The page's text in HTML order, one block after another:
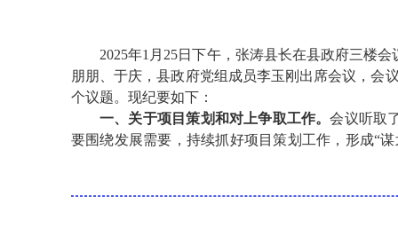
2025年1月25日下午，张涛县长在县政府三楼
朋朋、于庆，县政府党组成员李玉刚出席会议，会
个议题。现纪要如下：
一、关于项目策划和对上争取工作。会议听取
要围绕发展需要，持续抓好项目策划工作，形成“